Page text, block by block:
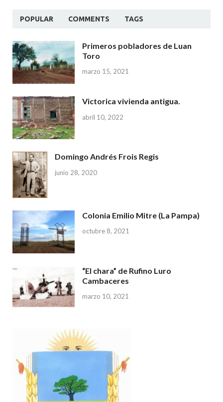
POPULAR COMMENTS TAGS
Primeros pobladores de Luan
Toro
marzo 15, 2021
Victorica vivienda antigua.
abril 10, 2022
Domingo Andrés Frois Regis
junio 28, 2020
Colonia Emilio Mitre (La Pampa)
octubre 8, 2021
“El chara” de Rufino Luro
Cambaceres
marzo 10, 2021